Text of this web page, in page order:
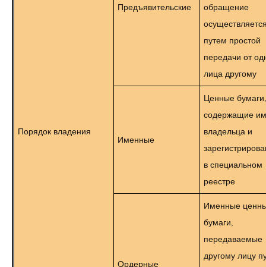
Порядок владения
Предъявительские
обращение
путем простой
передачи от
лица другому
Именные
Ценные бумаги,
содержащие
владельца и
в специальном
реестре
Ордерные
Именные
бумаги,
передаваемые
другому лицу